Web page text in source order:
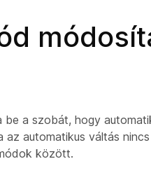
a szobát, hogy
automatikus váltás
között.